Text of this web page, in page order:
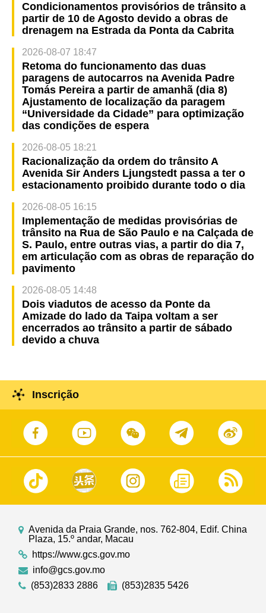
Condicionamentos provisórios de trânsito a
partir de 10 de Agosto devido a obras de
drenagem na Estrada da Ponta da Cabrita
2026-08-07 18:47
Retoma do funcionamento das duas
paragens de autocarros na Avenida Padre
Tomás Pereira a partir de amanhã (dia 8)
Ajustamento de localização da paragem
“Universidade da Cidade” para optimização
das condições de espera
2026-08-05 18:21
Racionalização da ordem do trânsito A
Avenida Sir Anders Ljungstedt passa a ter o
estacionamento proibido durante todo o dia
2026-08-05 16:15
Implementação de medidas provisórias de
trânsito na Rua de São Paulo e na Calçada de
S. Paulo, entre outras vias, a partir do dia 7,
em articulação com as obras de reparação do
pavimento
2026-08-05 14:48
Dois viadutos de acesso da Ponte da
Amizade do lado da Taipa voltam a ser
encerrados ao trânsito a partir de sábado
devido a chuva
Inscrição
Avenida da Praia Grande, nos. 762-804, Edif. China
Plaza, 15.º andar, Macau
https://www.gcs.gov.mo
info@gcs.gov.mo
(853)2833 2886
(853)2835 5426